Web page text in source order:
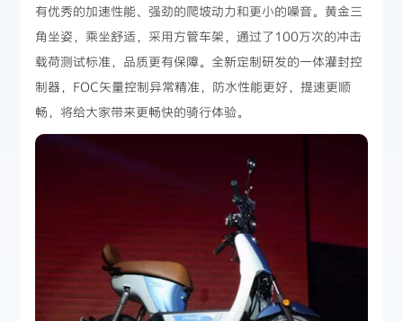
有优秀的加速性能、强劲的爬坡动力和更小的噪音。黄金三
角坐姿，乘坐舒适，采用方管车架，通过了100万次的冲击
载荷测试标准，品质更有保障。全新定制研发的一体灌封控
制器，FOC矢量控制异常精准，防水性能更好，提速更顺
畅，将给大家带来更畅快的骑行体验。